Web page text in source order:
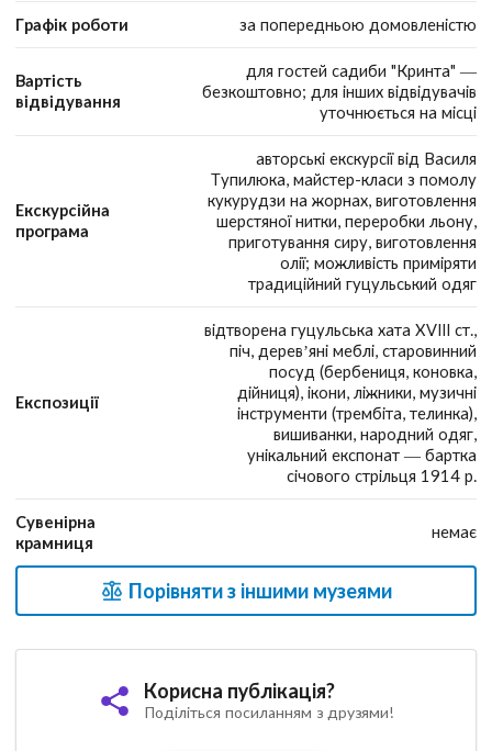
Графік роботи за попередньою домовленістю
Вартість
відвідування
для гостей садиби "Кринта" —
безкоштовно; для інших відвідувачів
уточнюється на місці
Екскурсійна
програма
авторські екскурсії від Василя
Тупилюка, майстер-класи з помолу
кукурудзи на жорнах, виготовлення
шерстяної нитки, переробки льону,
приготування сиру, виготовлення
олії; можливість приміряти
традиційний гуцульський одяг
Експозиції
відтворена гуцульська хата XVIII ст.,
піч, дерев’яні меблі, старовинний
посуд (бербениця, коновка,
дійниця), ікони, ліжники, музичні
інструменти (трембіта, телинка),
вишиванки, народний одяг,
унікальний експонат — бартка
січового стрільця 1914 р.
Сувенірна
крамниця
немає
Порівняти з іншими музеями
Корисна публікація?
Поділіться посиланням з друзями!